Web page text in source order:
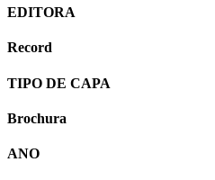
EDITORA
Record
TIPO DE CAPA
Brochura
ANO